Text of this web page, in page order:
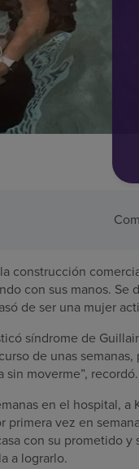
construcción
con sus manos. Se
de ser una mujer
síndrome de
de unas
sin moverme”, recordó.
en el hospital, a
primera vez en
con su prometido
a lograrlo.